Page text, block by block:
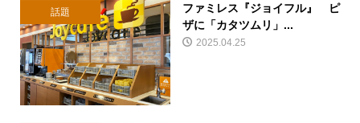
話題
ファミレス『ジョイフル』 ピ
ザに「カタツムリ」...
2025.04.25